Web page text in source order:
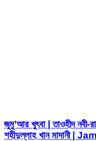
জুমু’আর খুৎবা | তাওহীদ নবী-
শহীদুল্লাহ খান মাদানী |